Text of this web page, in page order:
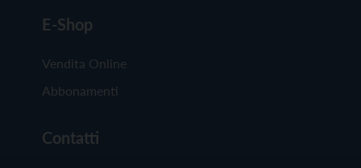
E-Shop
Vendita Online
Abbonamenti
Contatti